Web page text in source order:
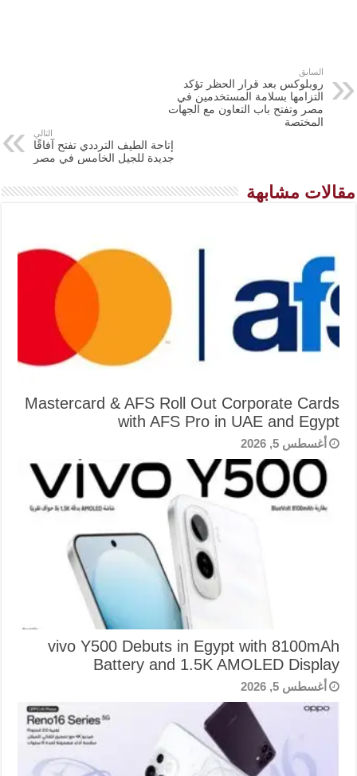
السابق
روبلوكس بعد قرار الحظر تؤكد
التزامها بسلامة المستخدمين في
مصر وتفتح باب التعاون مع الجهات
المختصة
التالي
إتاحة الطيف الترددي تفتح آفاقًا
جديدة للجيل الخامس في مصر
مقالات مشابهة
Mastercard & AFS Roll Out Corporate Cards
with AFS Pro in UAE and Egypt
أغسطس 5, 2026
vivo Y500 Debuts in Egypt with 8100mAh
Battery and 1.5K AMOLED Display
أغسطس 5, 2026